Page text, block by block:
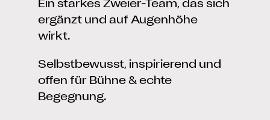
Ein starkes Zweier-Team, das sich
ergänzt und auf Augenhöhe
wirkt.
Selbstbewusst, inspirierend und
offen für Bühne & echte
Begegnung.